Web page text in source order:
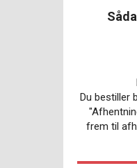
Du bestiller
"
frem til